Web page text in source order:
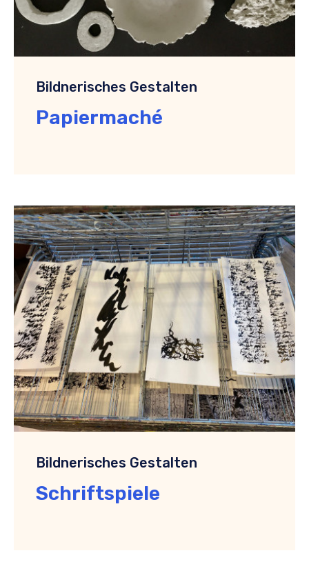
Bildnerisches Gestalten
Papiermaché
Bildnerisches Gestalten
Schriftspiele